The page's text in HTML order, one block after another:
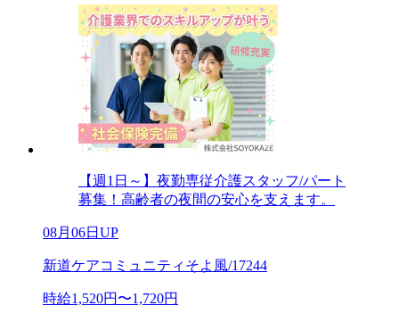
【週1日～】夜勤専従介護スタッフ/パート
募集！高齢者の夜間の安心を支えます。
08月06日UP
新道ケアコミュニティそよ風/17244
時給1,520円〜1,720円